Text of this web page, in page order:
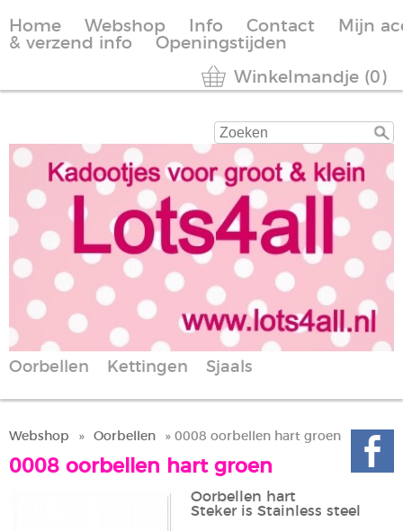
Home Webshop Info Contact
Mijn
& verzend info
Openingstijden
Winkelmandje (0)
Oorbellen Kettingen Sjaals
Webshop » Oorbellen » 0008 oorbellen hart groen
0008 oorbellen hart groen
Oorbellen hart
Steker is Stainless steel